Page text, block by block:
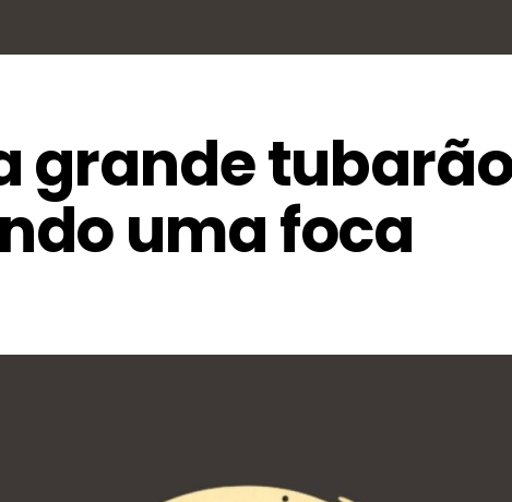
grande
uma foca